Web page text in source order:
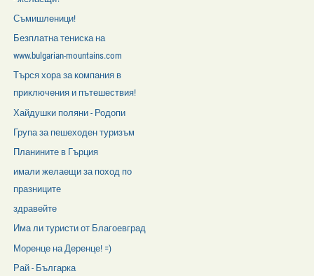
Съмишленици!
Безплатна тениска на
www.bulgarian-mountains.com
Търся хора за компания в
приключения и пътешествия!
Хайдушки поляни - Родопи
Група за пешеходен туризъм
Планините в Гърция
имали желаещи за поход по
празниците
здравейте
Има ли туристи от Благоевград
Моренце на Деренце! =)
Рай - Българка